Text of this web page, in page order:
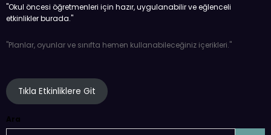
''Okul öncesi öğretmenleri için hazır, uygulanabilir ve eğlenceli
etkinlikler burada.''
''Planlar, oyunlar ve sınıfta hemen kullanabileceğiniz içerikleri.''
Tıkla Etkinliklere Git
Ara